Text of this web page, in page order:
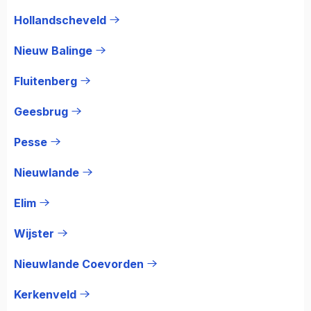
Hollandscheveld
Nieuw Balinge
Fluitenberg
Geesbrug
Pesse
Nieuwlande
Elim
Wijster
Nieuwlande Coevorden
Kerkenveld